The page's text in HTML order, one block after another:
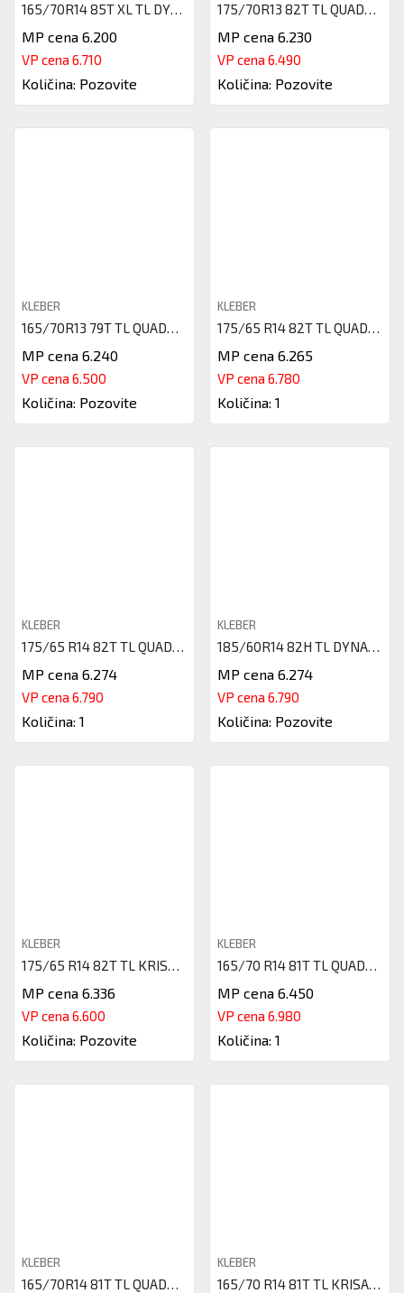
165/70R14 85T XL TL DYNAXER HP
MP cena 6.200
VP cena 6.710
Količina: Pozovite
175/70R13 82T TL QUADRAXER2 KL
MP cena 6.230
VP cena 6.490
Količina: Pozovite
KLEBER
165/70R13 79T TL QUADRAXER2 KL
MP cena 6.240
VP cena 6.500
Količina: Pozovite
KLEBER
175/65 R14 82T TL QUADRAXER 3
MP cena 6.265
VP cena 6.780
Količina: 1
KLEBER
175/65 R14 82T TL QUADRAXER2 K
MP cena 6.274
VP cena 6.790
Količina: 1
KLEBER
185/60R14 82H TL DYNAXER HP4 D
MP cena 6.274
VP cena 6.790
Količina: Pozovite
KLEBER
175/65 R14 82T TL KRISALP HP3
MP cena 6.336
VP cena 6.600
Količina: Pozovite
KLEBER
165/70 R14 81T TL QUADRAXER 3
MP cena 6.450
VP cena 6.980
Količina: 1
KLEBER
165/70R14 81T TL QUADRAXER2 KL
KLEBER
165/70 R14 81T TL KRISALP HP3